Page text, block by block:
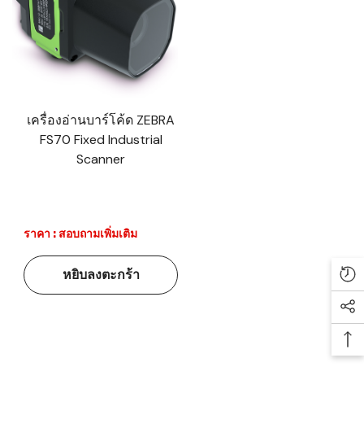
เครื่องอ่านบาร์โค้ด ZEBRA
FS70 Fixed Industrial
Scanner
ราคา : สอบถามเพิ่มเติม
หยิบลงตะกร้า